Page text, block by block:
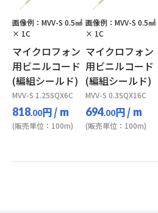
画像例：MVV-S 0.5㎟
× 1C
マイクロフォン
用ビニルコード
(編組シールド)
MVV-S 1.25SQX6C
818.00円/ m
(販売単位：100m)
画像例：MVV-S 0.5㎟
× 1C
マイクロフォン
用ビニルコード
(編組シールド)
MVV-S 0.3SQX16C
694.00円/ m
(販売単位：100m)